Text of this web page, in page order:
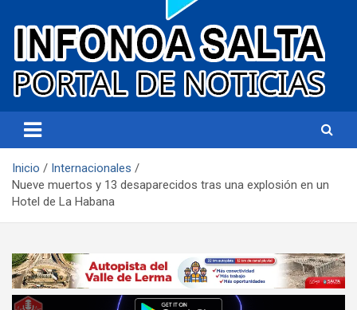
Infonoa Salta
Inicio
Internacionales
Nueve muertos y 13 desaparecidos tras una explosión en un
Hotel de La Habana